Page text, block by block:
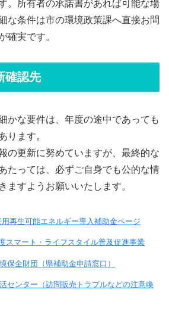
。所有者の承諾書があれば可能な場
な条件は市の環境政策課へ直接お問
確実です。
確認先
かな要件は、年度の途中であっても
ります。
の更新に努めていますが、最終的な
たっては、必ずご自身でも公的な情
ますようお願いいたします。
再生可能エネルギー導入補助金ページ
スマート・ライフスタイル普及促進事業
保全財団（県補助金申請窓口）
センター（訪問販売トラブルなどの注意喚